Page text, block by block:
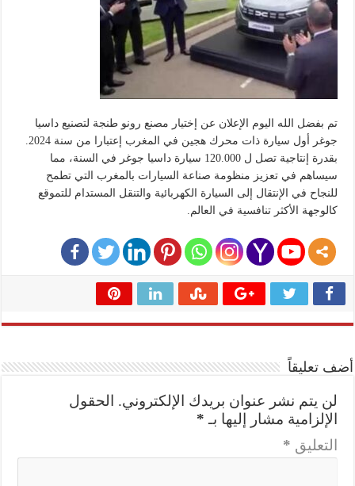
تم بفضل الله اليوم الإعلان عن إختيار مصنع رونو طنجة لتصنيع داسيا
جوغر أول سيارة ذات محرك هجين في المغرب إعتبارا من سنة 2024.
بقدرة إنتاجية تصل ل 120.000 سيارة داسيا جوغر في السنة، مما
سيساهم في تعزيز منظومة صناعة السيارات بالمغرب التي تطمح
للنجاح في الإنتقال إلى السيارة الكهربائية والتنقل المستدام للتموقع
كالوجهة الأكثر تنافسية في العالم.
أضف تعليقاً
لن يتم نشر عنوان بريدك الإلكتروني.
الحقول
الإلزامية مشار إليها بـ *
التعليق *